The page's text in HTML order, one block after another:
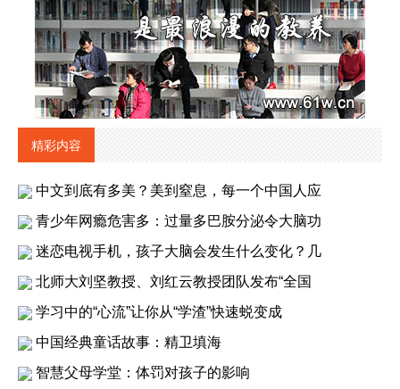
精彩内容
中文到底有多美？美到窒息，每一个中国人应
青少年网瘾危害多：过量多巴胺分泌令大脑功
迷恋电视手机，孩子大脑会发生什么变化？几
北师大刘坚教授、刘红云教授团队发布“全国
学习中的“心流”让你从“学渣”快速蜕变成
中国经典童话故事：精卫填海
智慧父母学堂：体罚对孩子的影响